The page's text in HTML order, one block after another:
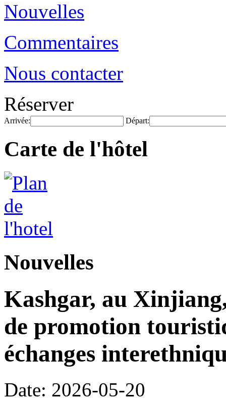
Nouvelles
Commentaires
Nous contacter
Réserver
Arrivée: Départ:
Carte de l'hôtel
Nouvelles
Kashgar, au
de promotion
échanges
Date: 2026-05-20